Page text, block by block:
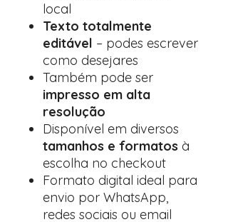
local
Texto totalmente
editável – podes escrever
como desejares
Também pode ser
impresso em alta
resolução
Disponível em diversos
tamanhos e formatos à
escolha no checkout
Formato digital ideal para
envio por WhatsApp,
redes sociais ou email